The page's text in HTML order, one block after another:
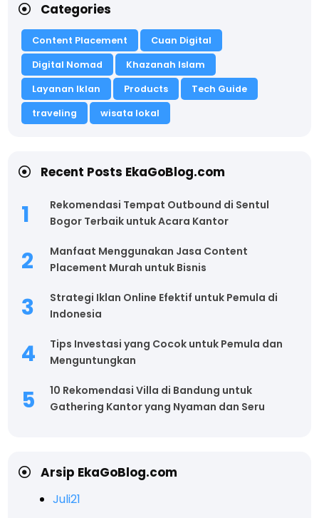
Categories
Content Placement
Cuan Digital
Digital Nomad
Khazanah Islam
Layanan Iklan
Products
Tech Guide
traveling
wisata lokal
Recent Posts EkaGoBlog.com
Rekomendasi Tempat Outbound di Sentul
Bogor Terbaik untuk Acara Kantor
Manfaat Menggunakan Jasa Content
Placement Murah untuk Bisnis
Strategi Iklan Online Efektif untuk Pemula di
Indonesia
Tips Investasi yang Cocok untuk Pemula dan
Menguntungkan
10 Rekomendasi Villa di Bandung untuk
Gathering Kantor yang Nyaman dan Seru
Arsip EkaGoBlog.com
Juli21